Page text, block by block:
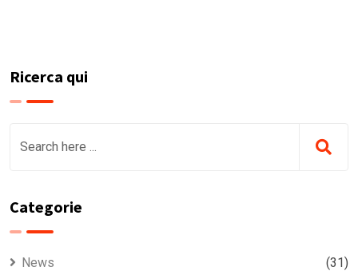
Ricerca qui
Categorie
News (31)